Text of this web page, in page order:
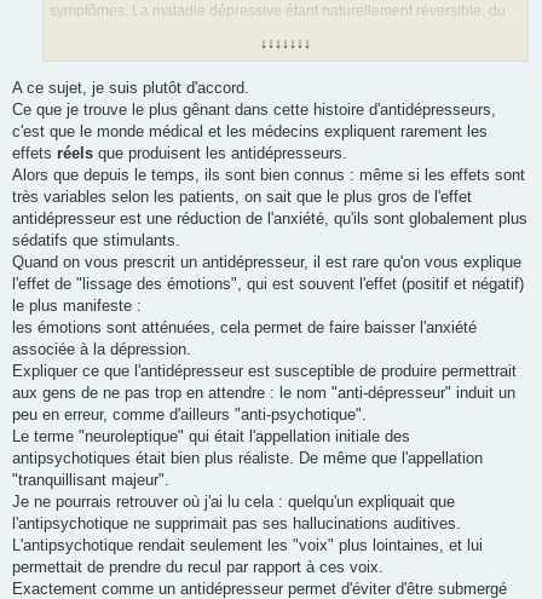
symptômes. La maladie dépressive étant naturellement réversible, du
50% des cas, il y aura un résultat positif, le résultat sous placebos est
très similaire. Les 50% de personnes ayant connu un premier épisode
sans en connaître un second, se laisseront très facilement convaincre
que c est le médicament qui les a guéri. Et pourtant, les antidépresseurs
qu’ils ont pris n étaient qu a visée symptomatique.
↓↓↓↓↓↓↓
A ce sujet, je suis plutôt d'accord.
Ce que je trouve le plus gênant dans cette histoire d'antidépresseurs,
c'est que le monde médical et les médecins expliquent rarement les
effets réels que produisent les antidépresseurs.
Alors que depuis le temps, ils sont bien connus : même si les effets sont
très variables selon les patients, on sait que le plus gros de l'effet
antidépresseur est une réduction de l'anxiété, qu'ils sont globalement plus
sédatifs que stimulants.
Quand on vous prescrit un antidépresseur, il est rare qu'on vous explique
l'effet de "lissage des émotions", qui est souvent l'effet (positif et négatif)
le plus manifeste :
les émotions sont atténuées, cela permet de faire baisser l'anxiété
associée à la dépression.
Expliquer ce que l'antidépresseur est susceptible de produire permettrait
aux gens de ne pas trop en attendre : le nom "anti-dépresseur" induit un
peu en erreur, comme d'ailleurs "anti-psychotique".
Le terme "neuroleptique" qui était l'appellation initiale des
antipsychotiques était bien plus réaliste. De même que l'appellation
"tranquillisant majeur".
Je ne pourrais retrouver où j'ai lu cela : quelqu'un expliquait que
l'antipsychotique ne supprimait pas ses hallucinations auditives.
L'antipsychotique rendait seulement les "voix" plus lointaines, et lui
permettait de prendre du recul par rapport à ces voix.
Exactement comme un antidépresseur permet d'éviter d'être submergé